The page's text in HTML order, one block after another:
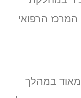
המרכז הרפואי
במהלך